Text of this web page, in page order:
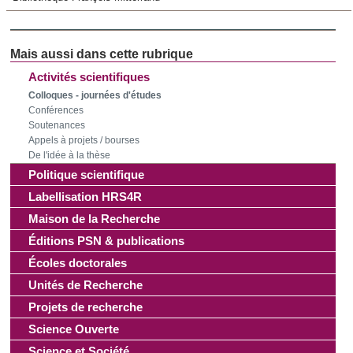
publicité et d'analyse, qui peuvent combiner celles-ci avec
d'autres informations que vous leur avez fournies ou qu'ils
ont collectées lors de votre utilisation de leurs services.
Activités scientifiques
Colloques - journées d'études
Conférences
Soutenances
Appels à projets / bourses
De l'idée à la thèse
Politique scientifique
Labellisation HRS4R
Maison de la Recherche
Éditions PSN & publications
Écoles doctorales
Unités de Recherche
Projets de recherche
Science Ouverte